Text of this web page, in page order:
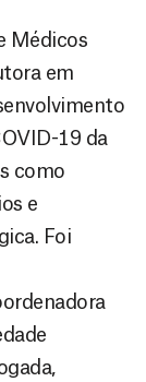
Médicos
em
19 da
como
e
Foi